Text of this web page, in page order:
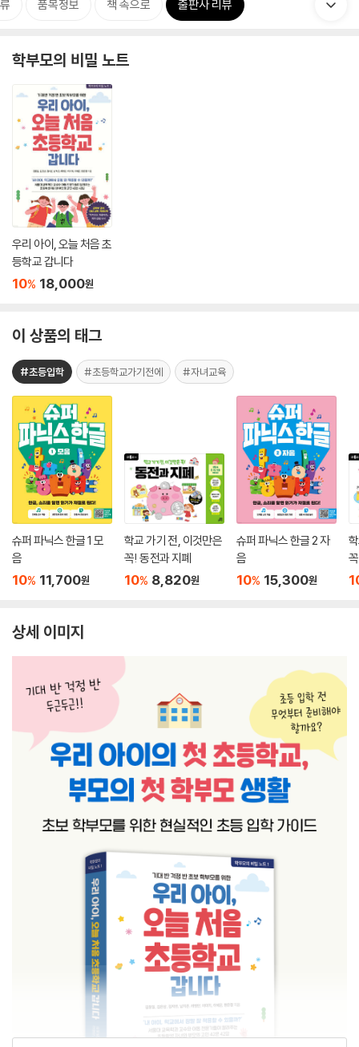
품목정보 책 속으로 출판사 리뷰
학부모의 비밀 노트
우리 아이, 오늘 처음 초
등학교 갑니다
10% 18,000원
이 상품의 태그
#초등입학 #초등학교가기전에 #자녀교육
슈퍼 파닉스 한글 1 모
음
10% 11,700원
학교 가기 전, 이것만은
꼭! 동전과 지폐
10% 8,820원
슈퍼 파닉스 한글 2 자
음
10% 15,300원
상세 이미지